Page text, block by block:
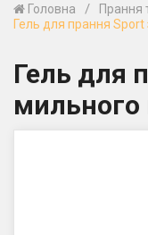
Головна / Прання
Гель для прання
Гель для
мильного